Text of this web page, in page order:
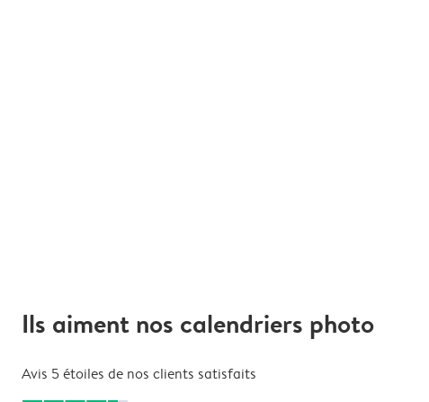
Ils aiment nos calendriers photo
Avis 5 étoiles de nos clients satisfaits